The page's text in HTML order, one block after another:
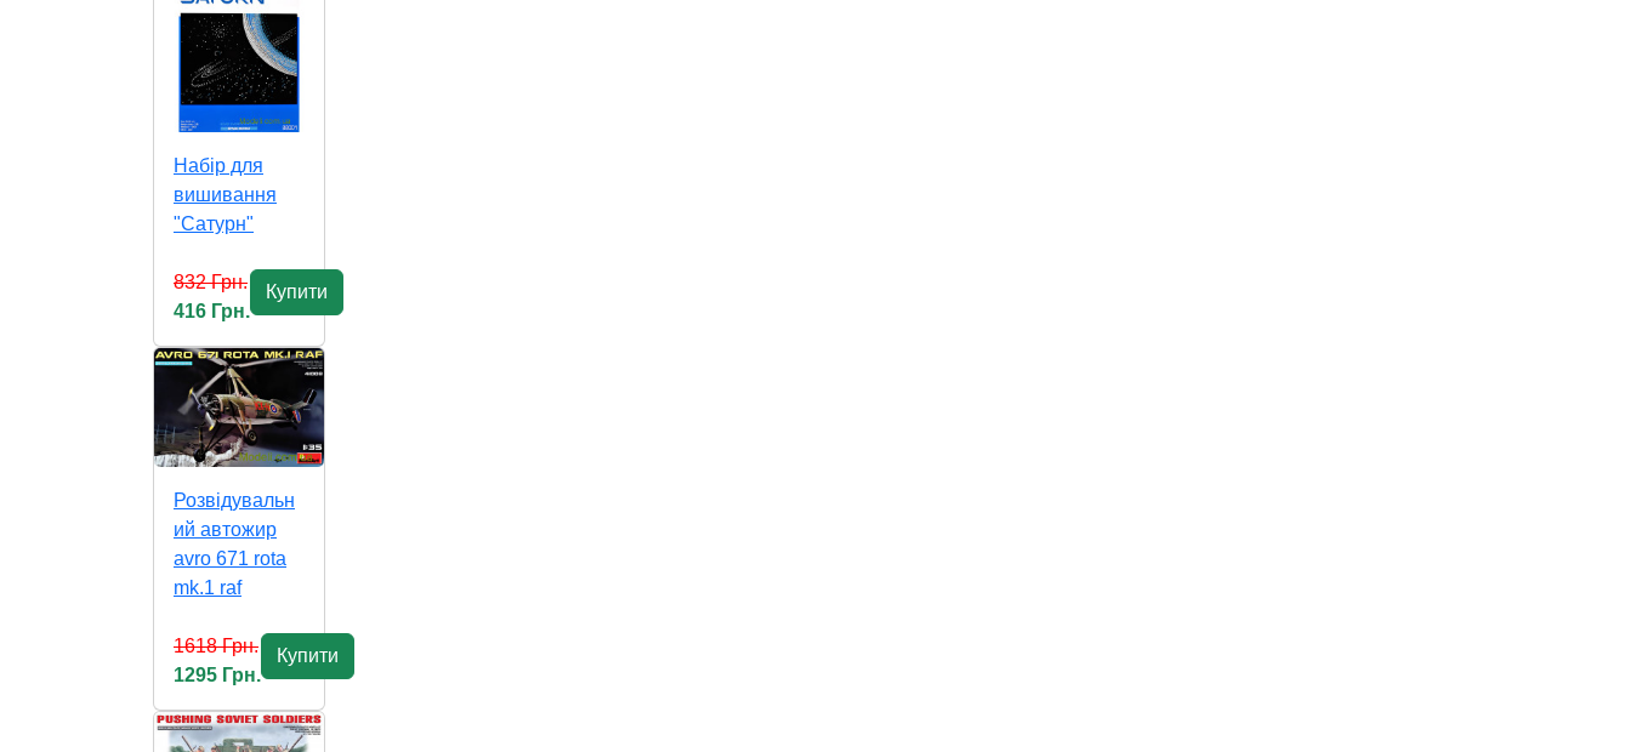
Набір для
вишивання
"Сатурн"
832 Грн.
416 Грн.
Купити
Розвідувальн
ий автожир
avro 671 rota
mk.1 raf
1618 Грн.
1295 Грн.
Купити